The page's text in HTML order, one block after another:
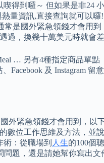
得到囉～ 但如果是非24
量資訊,直接查詢就可以囉!
是國外緊急領錢才會用到
過，換幾十萬美元時就會
… 另有4種指定商品單
Facebook 及 Instagram
緊急領錢才會用到，以
數位工作思維及方法，
術：從職場到 人生的100個
問題，還是請她幫你寫出